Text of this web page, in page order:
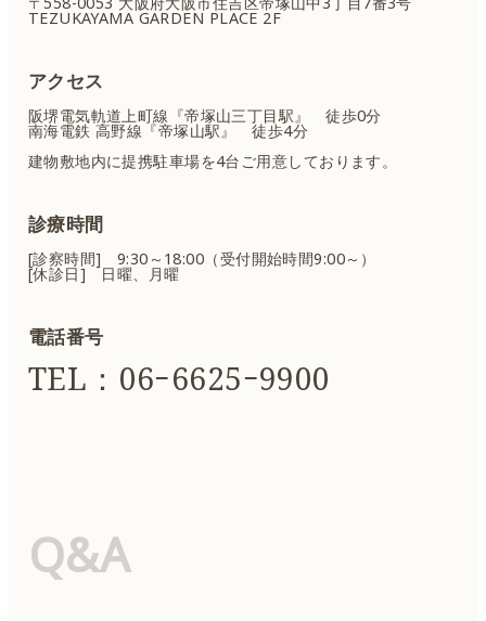
TEZUKAYAMA GARDEN PLACE 2F
アクセス
阪堺電気軌道上町線『帝塚山三丁目駅』 徒歩0分
南海電鉄 高野線『帝塚山駅』 徒歩4分
建物敷地内に提携駐車場を4台ご用意しております。
診療時間
[診察時間] 9:30～18:00（受付開始時間9:00～）
[休診日] 日曜、月曜
電話番号
TEL：06ｰ6625ｰ9900
Q&A